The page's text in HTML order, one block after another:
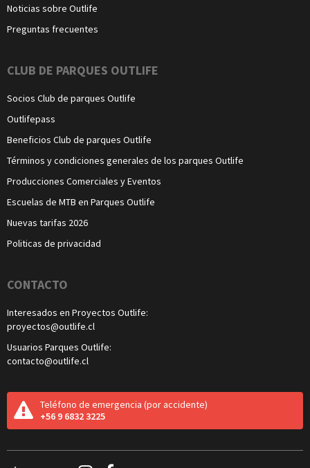
Noticias sobre Outlife
Preguntas frecuentes
CLUB DE PARQUES OUTLIFE
Socios Club de parques Outlife
Outlifepass
Beneficios Club de parques Outlife
Términos y condiciones generales de los parques Outlife
Producciones Comerciales y Eventos
Escuelas de MTB en Parques Outlife
Nuevas tarifas 2026
Politicas de privacidad
CONTACTO
Interesados en Proyectos Outlife:
proyectos@outlife.cl
Usuarios Parques Outlife:
contacto@outlife.cl
Teléfono de emergencia (por accidente)
+56 9 6832 3225